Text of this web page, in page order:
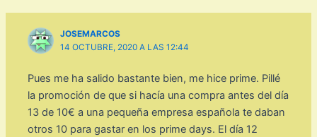
JOSEMARCOS
14 OCTUBRE, 2020 A LAS 12:44
Pues me ha salido bastante bien, me hice prime. Pillé
la promoción de que si hacía una compra antes del día
13 de 10€ a una pequeña empresa española te daban
otros 10 para gastar en los prime days. El día 12